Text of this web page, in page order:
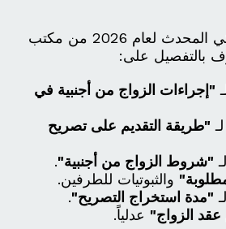
في هذا الدليل الإجرائي المحدث لعام 2026 من مكتب
بالتفصيل على:
"إجراءات الزواج من أجنبية في
"طريقة التقديم على تصريح
"شروط الزواج من أجنبية".
والثبوتيات للطرفين.
"مدة استخراج التصريح".
عقد الزواج" عدلياً.